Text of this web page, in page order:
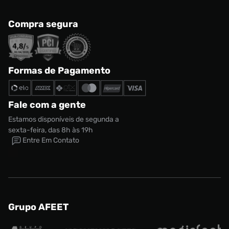
Compra segura
Formas de Pagamento
Fale com a gente
Estamos disponíveis de segunda a
sexta-feira, das 8h às 19h
Entre Em Contato
Grupo AFEET